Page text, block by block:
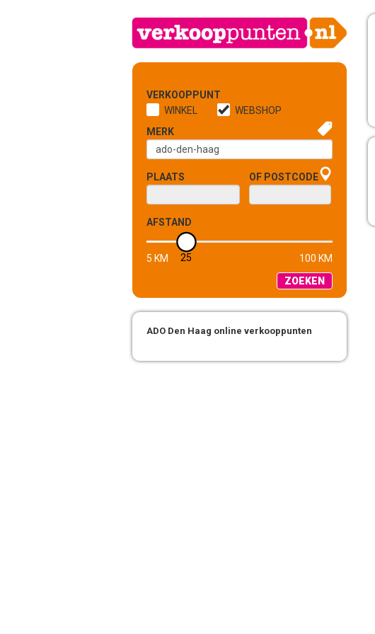
VERKOOPPUNT
WINKEL
WEBSHOP
MERK
PLAATS OF POSTCODE
AFSTAND
5 KM 25
100 KM
ZOEKEN
ADO Den Haag online verkooppunten